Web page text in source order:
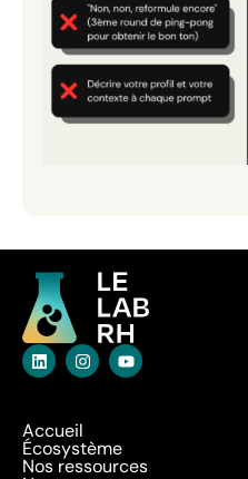
Accueil
Écosystème
Nos ressources